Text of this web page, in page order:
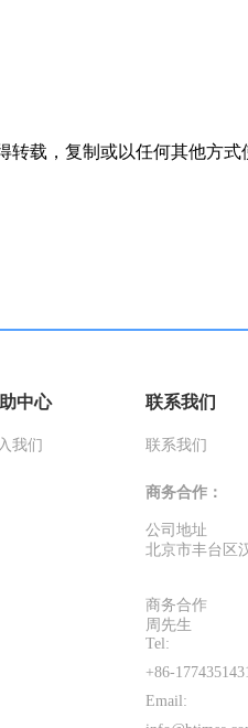
转载，复制或以任何其他方式
中心
我们
联系我们
联系我们
商务合作：
公司地址
北京市丰台区
商务合作
周先生
Tel:
+86-
Email: